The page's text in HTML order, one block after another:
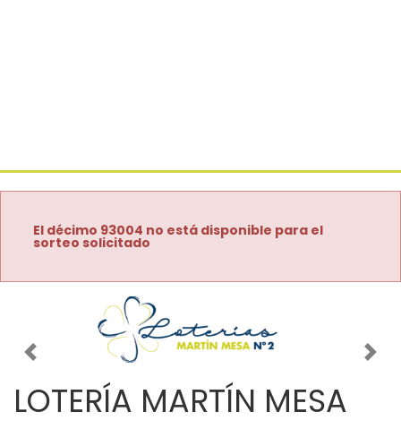
El décimo 93004 no está disponible para el
sorteo solicitado
Imagen anterior
LOTERÍA MARTÍN MESA